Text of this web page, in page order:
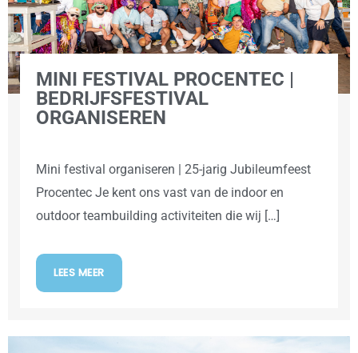
MINI FESTIVAL PROCENTEC |
BEDRIJFSFESTIVAL
ORGANISEREN
Mini festival organiseren | 25-jarig Jubileumfeest
Procentec Je kent ons vast van de indoor en
outdoor teambuilding activiteiten die wij […]
LEES MEER